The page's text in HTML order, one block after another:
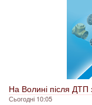
На Волині після ДТП
Сьогодні 10:05